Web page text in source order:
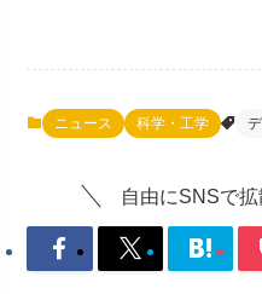
ニュース 科学・工学
自由にSNSで